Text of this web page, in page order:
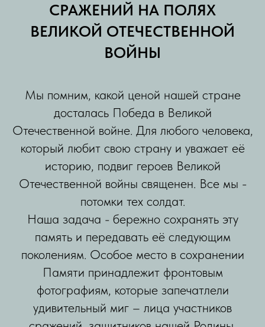
СРАЖЕНИЙ НА ПОЛЯХ
ВЕЛИКОЙ ОТЕЧЕСТВЕННОЙ
ВОЙНЫ
Мы помним, какой ценой нашей стране
досталась Победа в Великой
Отечественной войне. Для любого человека,
который любит свою страну и уважает её
историю, подвиг героев Великой
Отечественной войны священен. Все мы -
потомки тех солдат.
Наша задача - бережно сохранять эту
память и передавать её следующим
поколениям. Особое место в сохранении
Памяти принадлежит фронтовым
фотографиям, которые запечатлели
удивительный миг – лица участников